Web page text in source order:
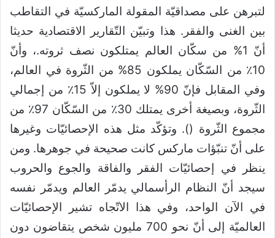
لتبرهن على مصداقيّة المقولة الماركسيّة في التقاطب
بين الغنى والفقر. هذا وتبيّن التّقارير الاقتصادية حديثا
أنّ 1% من سكّان العالم يمتلكون نصف ثروته.، وأنّ
10٪ من السّكّان يملكون 85% من الثّروة في العالم،
وفي المقابل فإنّ 90% لا يملكون إلاّ 15٪ من إجمالي
الثّروة، وبصيغة أخرى يمتلك 30٪ من السّكّان 97٪ من
مجموع الثّروة (). وتؤكّد مثل هذه الإحصائيّات وغيرها
على أنّ تنبّؤات ماركس كانت صحيحة في جوهرها. ومن
ينظر في إحصائيّات الفقر والفاقة والجوع والحروب
سيجد أنّ النظام الرأسمالي يدمّر العالم ويدمّر نفسه
في الآن الواحد، وفي هذا الاتّجاه تشير الإحصائيّات
العالميّة إلى أنّ نحو 700 مليون شخص يتقاضون دون